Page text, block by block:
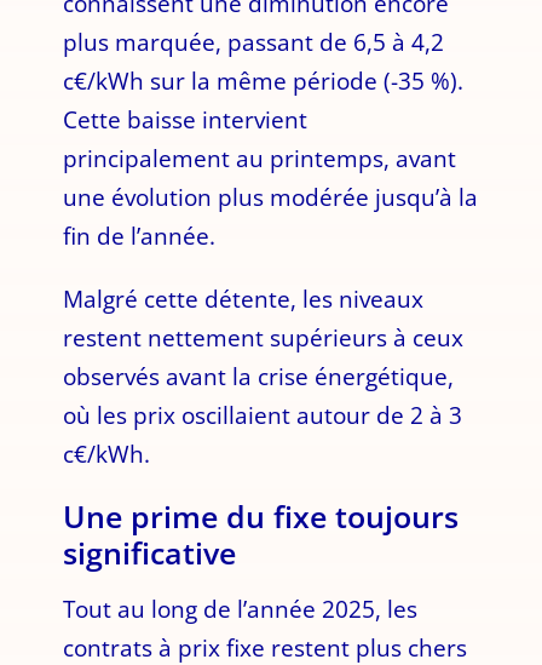
plus marquée, passant de 6,5 à 4,2
c€/kWh sur la même période (-35 %).
Cette baisse intervient
principalement au printemps, avant
une évolution plus modérée jusqu’à la
fin de l’année.
Malgré cette détente, les niveaux
restent nettement supérieurs à ceux
observés avant la crise énergétique,
où les prix oscillaient autour de 2 à 3
c€/kWh.
Une prime du fixe toujours
significative
Tout au long de l’année 2025, les
contrats à prix fixe restent plus chers